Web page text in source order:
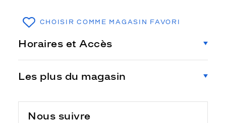
CHOISIR COMME MAGASIN FAVORI
Horaires et Accès
Les plus du magasin
Nous suivre